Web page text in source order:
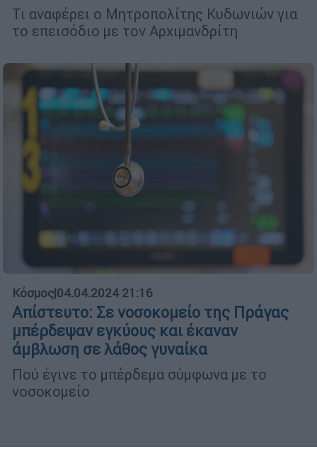
Τι αναφέρει ο Μητροπολίτης Κυδωνιών για
το επεισόδιο με τον Αρχιμανδρίτη
Κόσμος|04.04.2024 21:16
Απίστευτο: Σε νοσοκομείο της Πράγας
μπέρδεψαν εγκύους και έκαναν
άμβλωση σε λάθος γυναίκα
Πού έγινε το μπέρδεμα σύμφωνα με το
νοσοκομείο